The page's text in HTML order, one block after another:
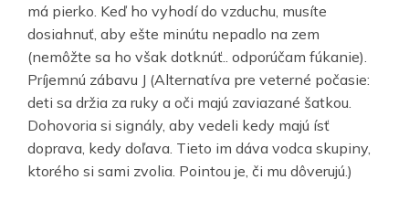
má pierko. Keď ho vyhodí do vzduchu, musíte
dosiahnuť, aby ešte minútu nepadlo na zem
(nemôžte sa ho však dotknúť.. odporúčam fúkanie).
Príjemnú zábavu J (Alternatíva pre veterné počasie:
deti sa držia za ruky a oči majú zaviazané šatkou.
Dohovoria si signály, aby vedeli kedy majú ísť
doprava, kedy doľava. Tieto im dáva vodca skupiny,
ktorého si sami zvolia. Pointou je, či mu dôverujú.)